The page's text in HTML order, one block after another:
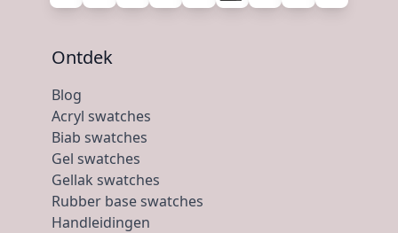
Ontdek
Blog
Acryl swatches
Biab swatches
Gel swatches
Gellak swatches
Rubber base swatches
Handleidingen